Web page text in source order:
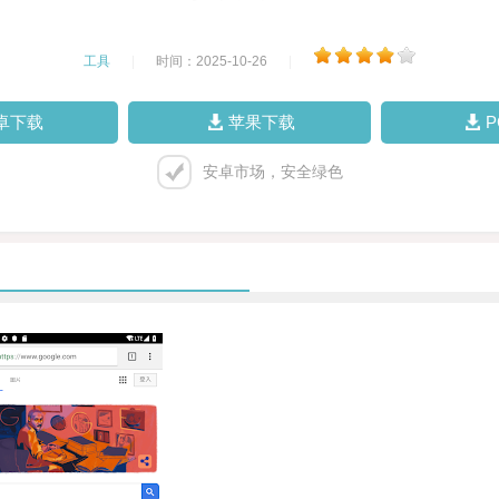
工具 时间：2025-10-26
下载 苹果下载
安卓市场，安全绿色